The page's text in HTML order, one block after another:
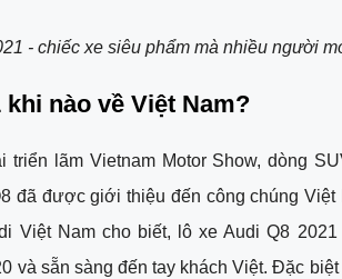
- chiếc xe siêu phẩm mà nhiều người
khi nào về Việt Nam?
triển lãm Vietnam Motor Show, dòng
đã được giới thiệu đến công chúng Việt
Việt Nam cho biết, lô xe Audi Q8
và sẵn sàng đến tay khách Việt. Đặc